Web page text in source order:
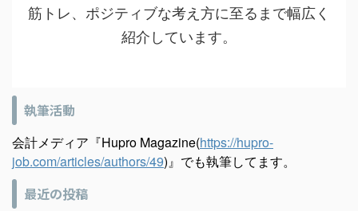
筋トレ、ポジティブな考え方に至るまで幅広く
紹介しています。
執筆活動
会計メディア『Hupro Magazine(https://hupro-
job.com/articles/authors/49)』でも執筆してます。
最近の投稿